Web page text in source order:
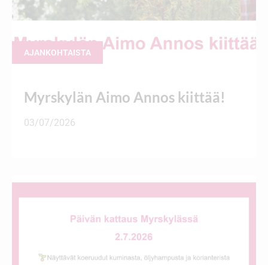
AJANKOHTAISTA
Myrskylän Aimo Annos kiittää!
03/07/2026